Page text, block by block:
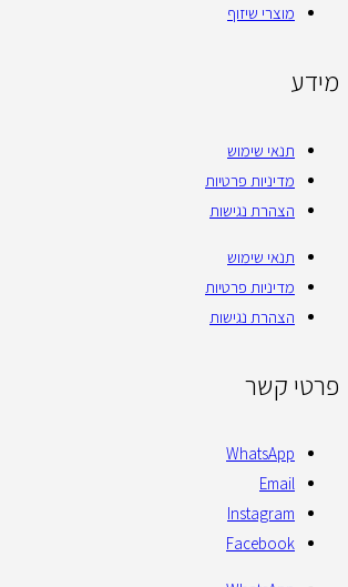
מוצרי שיזוף
מידע
תנאי שימוש
מדיניות פרטיות
הצהרת נגישות
תנאי שימוש
מדיניות פרטיות
הצהרת נגישות
פרטי קשר
WhatsApp
Email
Instagram
Facebook